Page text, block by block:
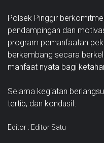
Polsek Pinggir
pendampingan dan
program pemanfaatan
berkembang secara
manfaat nyata bagi
Selama kegiatan
tertib, dan kondusif.
Editor : Editor Satu